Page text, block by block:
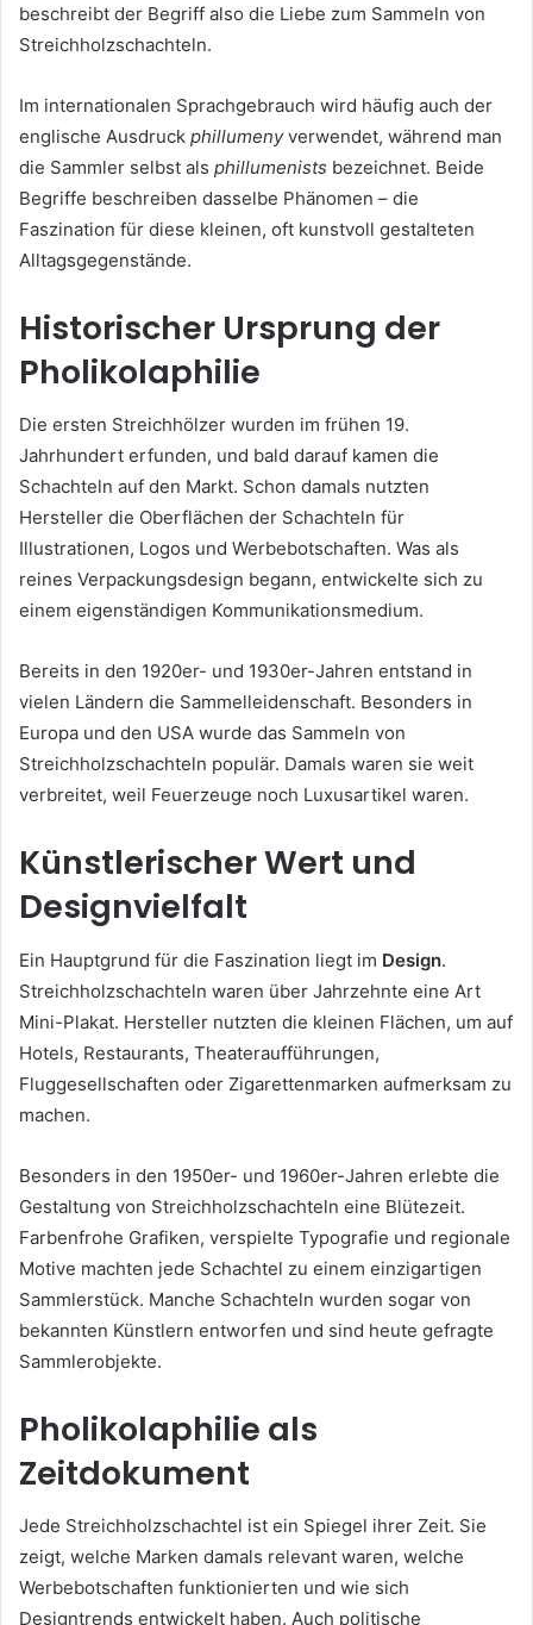
beschreibt der Begriff also die Liebe zum Sammeln von
Streichholzschachteln.
Im internationalen Sprachgebrauch wird häufig auch der
englische Ausdruck phillumenyverwendet, während man
die Sammler selbst als phillumenists bezeichnet. Beide
Begriffe beschreiben dasselbe Phänomen – die
Faszination für diese kleinen, oft kunstvoll gestalteten
Alltagsgegenstände.
Historischer Ursprung der
Pholikolaphilie
Die ersten Streichhölzer wurden im frühen 19.
Jahrhundert erfunden, und bald darauf kamen die
Schachteln auf den Markt. Schon damals nutzten
Hersteller die Oberflächen der Schachteln für
Illustrationen, Logos und Werbebotschaften. Was als
reines Verpackungsdesign begann, entwickelte sich zu
einem eigenständigen Kommunikationsmedium.
Bereits in den 1920er- und 1930er-Jahren entstand in
vielen Ländern die Sammelleidenschaft. Besonders in
Europa und den USA wurde das Sammeln von
Streichholzschachteln populär. Damals waren sie weit
verbreitet, weil Feuerzeuge noch Luxusartikel waren.
Künstlerischer Wert und
Designvielfalt
Ein Hauptgrund für die Faszination liegt im Design.
Streichholzschachteln waren über Jahrzehnte eine Art
Mini-Plakat. Hersteller nutzten die kleinen Flächen, um auf
Hotels, Restaurants, Theateraufführungen,
Fluggesellschaften oder Zigarettenmarken aufmerksam zu
machen.
Besonders in den 1950er- und 1960er-Jahren erlebte die
Gestaltung von Streichholzschachteln eine Blütezeit.
Farbenfrohe Grafiken, verspielte Typografie und regionale
Motive machten jede Schachtel zu einem einzigartigen
Sammlerstück. Manche Schachteln wurden sogar von
bekannten Künstlern entworfen und sind heute gefragte
Sammlerobjekte.
Pholikolaphilie als
Zeitdokument
Jede Streichholzschachtel ist ein Spiegel ihrer Zeit. Sie
zeigt, welche Marken damals relevant waren, welche
Werbebotschaften funktionierten und wie sich
Designtrends entwickelt haben. Auch politische